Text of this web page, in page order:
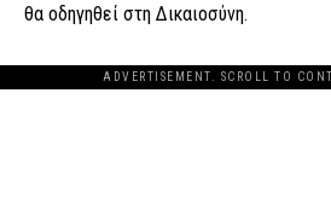
θα οδηγηθεί στη Δικαιοσύνη.
ADVERTISEMENT. SCROLL TO